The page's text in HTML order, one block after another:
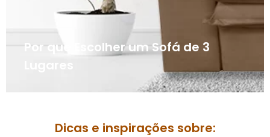
Por que Escolher um Sofá de 3
Dicas e inspirações sobre: